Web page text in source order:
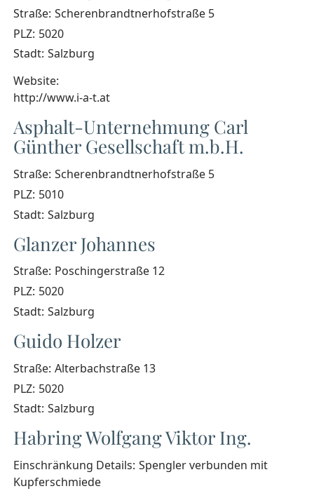
Straße: Scherenbrandtnerhofstraße 5
PLZ: 5020
Stadt: Salzburg
Website:
http://www.i-a-t.at
Asphalt-Unternehmung Carl
Günther Gesellschaft m.b.H.
Straße: Scherenbrandtnerhofstraße 5
PLZ: 5010
Stadt: Salzburg
Glanzer Johannes
Straße: Poschingerstraße 12
PLZ: 5020
Stadt: Salzburg
Guido Holzer
Straße: Alterbachstraße 13
PLZ: 5020
Stadt: Salzburg
Habring Wolfgang Viktor Ing.
Einschränkung Details: Spengler verbunden mit
Kupferschmiede